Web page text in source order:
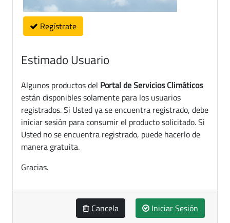
Regístrate
Estimado Usuario
Algunos productos del Portal de Servicios Climáticos
están disponibles solamente para los usuarios
registrados. Si Usted ya se encuentra registrado, debe
iniciar sesión para consumir el producto solicitado. Si
Usted no se encuentra registrado, puede hacerlo de
manera gratuita.
Gracias.
Cancela Iniciar Sesión